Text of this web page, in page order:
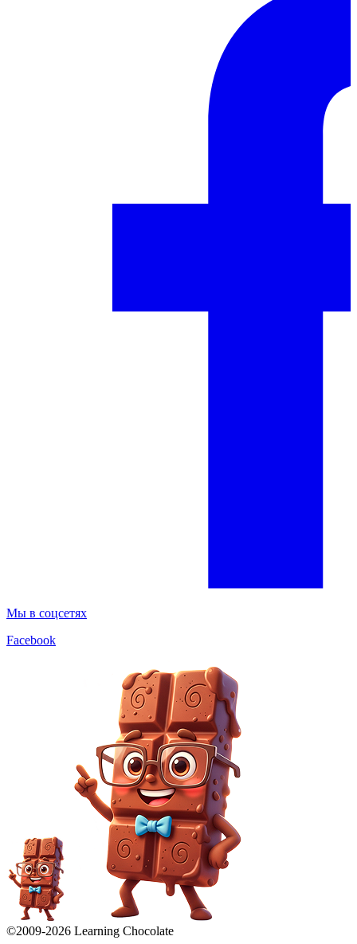
Мы в соцсетях
Facebook
©2009-2026 Learning Chocolate